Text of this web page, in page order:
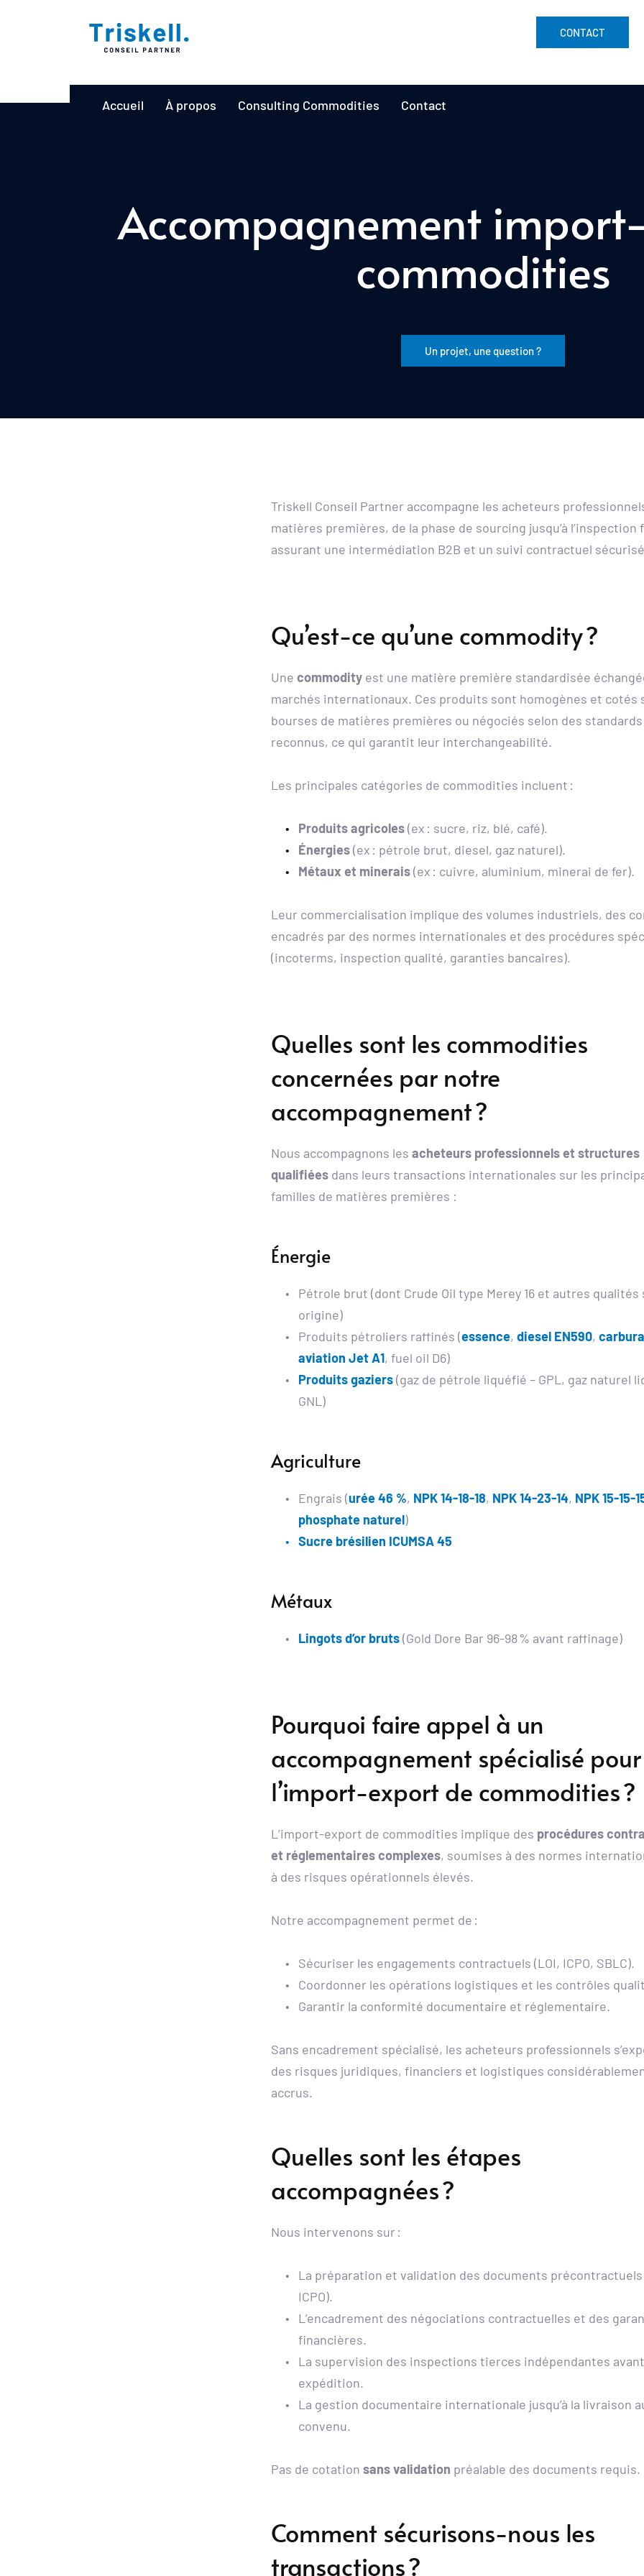
CONTACT
Accueil À propos Consulting Commodities Contact
Accompagnement
commodities
Un projet, une question ?
Triskell Conseil Partner accompagne les acheteurs
matières premières, de la phase de sourcing jusqu’à l’inspection
assurant une intermédiation B2B et un suivi contractuel
Qu’est-ce qu’une commodity ?
Une commodity est une matière première standardisée
marchés internationaux. Ces produits sont homogènes et cotés
bourses de matières premières ou négociés selon des standards
reconnus, ce qui garantit leur interchangeabilité.
Les principales catégories de commodities incluent :
Produits agricoles (ex : sucre, riz, blé, café).
Énergies (ex : pétrole brut, diesel, gaz naturel).
Métaux et minerais (ex : cuivre, aluminium, minerai de fer).
Leur commercialisation implique des volumes industriels, des
encadrés par des normes internationales et des procédures
(incoterms, inspection qualité, garanties bancaires).
Quelles sont les commodities
concernées par notre
accompagnement ?
Nous accompagnons les acheteurs professionnels et structures
qualifiées dans leurs transactions internationales sur les
familles de matières premières :
Énergie
Pétrole brut (dont Crude Oil type Merey 16 et autres qualités
origine)
Produits pétroliers raffinés (essence, diesel EN590,
aviation Jet A1, fuel oil D6)
Produits gaziers (gaz de pétrole liquéfié – GPL, gaz naturel
GNL)
Agriculture
Engrais (urée 46 %, NPK 14-18-18, NPK 14-23-14, NPK 15-15-
phosphate naturel)
Sucre brésilien ICUMSA 45
Métaux
Lingots d’or bruts (Gold Dore Bar 96-98 % avant raffinage)
Pourquoi faire appel à un
accompagnement spécialisé pour
l’import-export de commodities ?
L’import-export de commodities implique des procédures
et réglementaires complexes, soumises à des normes
à des risques opérationnels élevés.
Notre accompagnement permet de :
Sécuriser les engagements contractuels (LOI, ICPO, SBLC).
Coordonner les opérations logistiques et les contrôles
Garantir la conformité documentaire et réglementaire.
Sans encadrement spécialisé, les acheteurs professionnels
des risques juridiques, financiers et logistiques
accrus.
Quelles sont les étapes
accompagnées ?
Nous intervenons sur :
La préparation et validation des documents précontractuels
ICPO).
L’encadrement des négociations contractuelles et des
financières.
La supervision des inspections tierces indépendantes
expédition.
La gestion documentaire internationale jusqu’à la livraison
convenu.
Pas de cotation sans validation préalable des documents requis.
Comment sécurisons-nous les
transactions ?